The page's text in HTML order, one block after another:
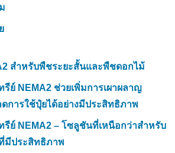
สำหรับพืชระยะสั้นและพืชดอกไม้
NEMA2 ช่วยเพิ่มการเผาผลาญ
การใช้ปุ๋ยได้อย่างมีประสิทธิภาพ
ย์ NEMA2 – โซลูชันที่เหนือกว่าสำหรับ
มีประสิทธิภาพ